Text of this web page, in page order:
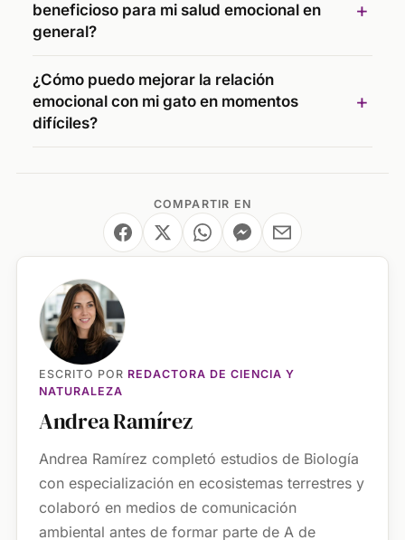
beneficioso para mi salud emocional en
general?
¿Cómo puedo mejorar la relación
emocional con mi gato en momentos
difíciles?
COMPARTIR EN
ESCRITO POR REDACTORA DE CIENCIA Y
NATURALEZA
Andrea Ramírez
Andrea Ramírez completó estudios de Biología
con especialización en ecosistemas terrestres y
colaboró en medios de comunicación
ambiental antes de formar parte de A de